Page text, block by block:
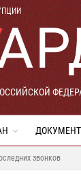
звонков